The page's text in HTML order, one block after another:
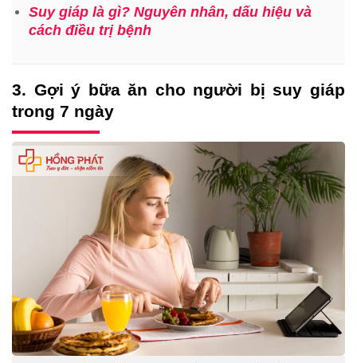
Suy giáp là gì? Nguyên nhân, dấu hiệu và
cách điều trị bệnh
3. Gợi ý bữa ăn cho người bị suy giáp
trong 7 ngày